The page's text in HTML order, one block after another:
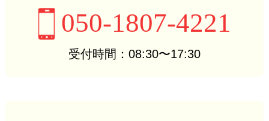
050-1807-4221
受付時間：08:30〜17:30